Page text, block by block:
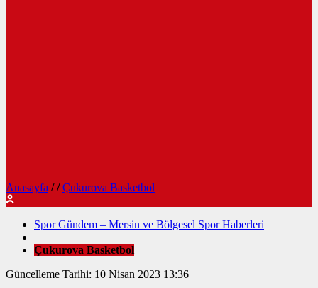
Anasayfa / / Çukurova Basketbol
Spor Gündem – Mersin ve Bölgesel Spor Haberleri
Çukurova Basketbol
Güncelleme Tarihi: 10 Nisan 2023 13:36